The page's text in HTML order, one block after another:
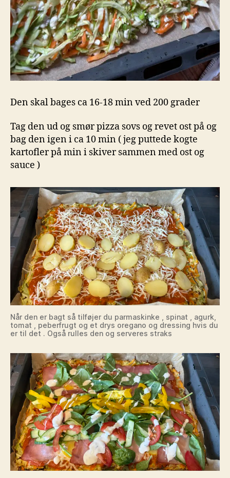
Den skal bages ca 16-18 min ved 200 grader
Tag den ud og smør pizza sovs og revet ost på og
bag den igen i ca 10 min ( jeg puttede kogte
kartofler på min i skiver sammen med ost og
sauce )
Når den er bagt så tilføjer du parmaskinke , spinat , agurk,
tomat , peberfrugt og et drys oregano og dressing hvis du
er til det . Også rulles den og serveres straks